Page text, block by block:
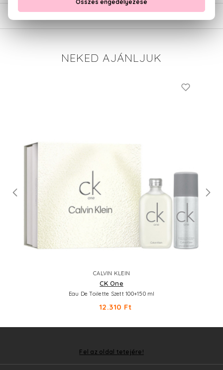
NEKED AJÁNLJUK
CALVIN KLEIN
CK One
Eau De Toilette Szett 100+150 ml
12.310 Ft
Fel az oldal tetejére!